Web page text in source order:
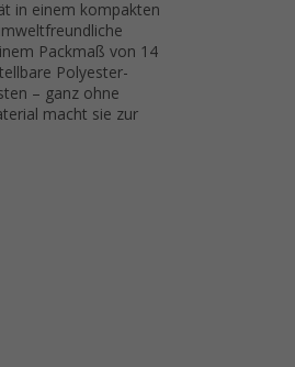
in einem kompakten
Packmaß von 14
Polyester-
– ganz ohne
macht sie zur